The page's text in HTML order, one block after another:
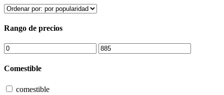
Rango de precios
Comestible
comestible